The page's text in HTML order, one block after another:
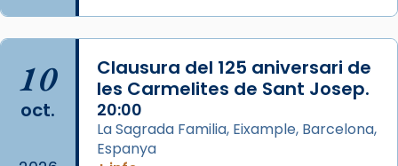
Arquebisbat de Barcelona
Memòria de les santes Juliana i
Semproniana, verges i màrtirs.
Acompanyant la història de sant Cugat, a
10
oct.
Clausura del 125 aniversari de
les Carmelites de Sant Josep.
20:00
La Sagrada Familia, Eixample, Barcelona,
Espanya